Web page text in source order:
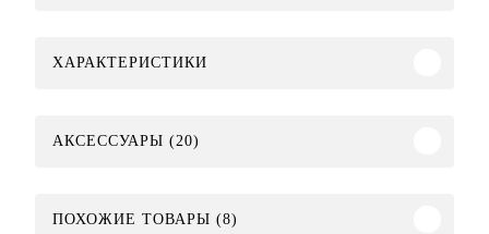
ХАРАКТЕРИСТИКИ
АКСЕССУАРЫ (20)
ПОХОЖИЕ ТОВАРЫ (8)